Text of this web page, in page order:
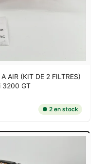
A AIR (KIT DE 2 FILTRES)
3200 GT
● 2 en stock